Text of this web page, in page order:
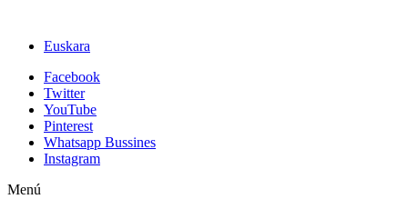
Euskara
Facebook
Twitter
YouTube
Pinterest
Whatsapp Bussines
Instagram
Menú